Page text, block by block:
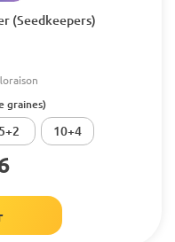
(Seedkeepers)
graines)
5+2 10+4